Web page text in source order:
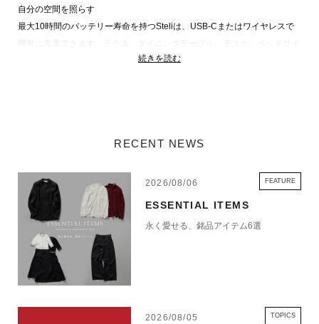
自分の空間を照らす
最大10時間のバッテリー寿命を持つSteliは、USB-Cまたはワイヤレスで
ドなどの雰囲気を高めるのに最適で、どんな空間にもシームレスに溶け込
の照明空間を作り出すことができます。Lexonによって開発されたこの革
います。個人でもプロフェッショナルでも最適な体験を提供し、必要に応
じて照明設定をロックすることも可能です。
毎日の生活にぴったりのデザイン
イタリアのデザイナー、アンドレア・クアリオとマヌエラ・シモネッリに
よって生まれたQuaglio Simonelli。共通の歴史と創造的な視点から生まれ
た製品は、親しみやすい外観に詩的な要素を加えています。Lexonとのコ
続きを読む
RECENT NEWS
2026/08/06 FEATURE
ESSENTIAL ITEMS
永く愛せる、銘品アイテム6選
2026/08/05 TOPICS